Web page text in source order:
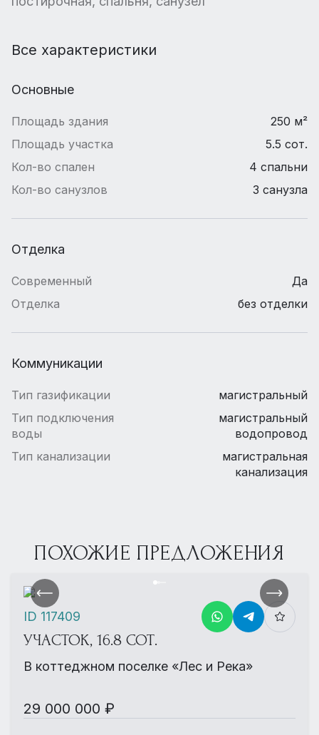
Все характеристики
Основные
Площадь здания
250 м²
Площадь участка
5.5 сот.
Кол-во спален
4 спальни
Кол-во санузлов
3 санузла
Отделка
Современный
Да
Отделка
без отделки
Коммуникации
Тип газификации
магистральный
Тип подключения
воды
магистральный
водопровод
Тип канализации
магистральная
канализация
ПОХОЖИЕ ПРЕДЛОЖЕНИЯ
УЧАСТОК, 16.8 СОТ.
В коттеджном поселке «Лес и Река»
29 000 000 ₽
ID 117409